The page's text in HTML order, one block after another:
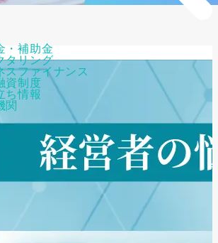
・補助金
タリング
スファイナンス
資制度
ち情報
関